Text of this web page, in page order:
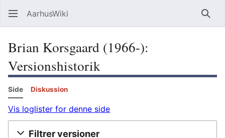
AarhusWiki Søg
Brian Korsgaard (1966-):
Versionshistorik
Side Diskussion
Vis loglister for denne side
Filtrer versioner